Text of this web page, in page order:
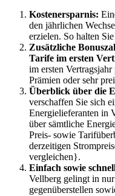
Kostenersparnis:
den jährlichen
erzielen. So halten
Zusätzliche
Tarife im ersten
im ersten
Prämien oder sehr
Überblick über die
verschaffen Sie sich
Energielieferanten in
über sämtliche
Preis- sowie
derzeitigen
vergleichen}.
Einfach sowie
Vellberg gelingt in
gegenüberstellen